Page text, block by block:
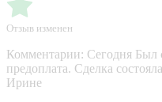
Отзыв изменен
Комментарии: Сегодня Был
предоплата. Сделка
Ирине